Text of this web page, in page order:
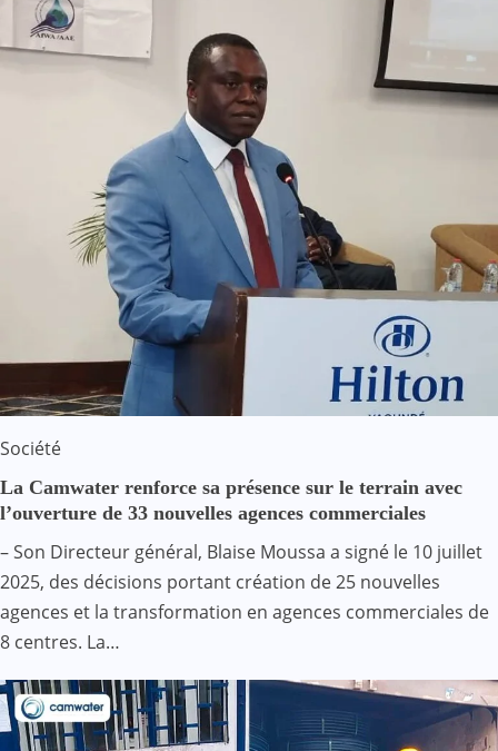
Société
La Camwater renforce sa présence sur le terrain avec
l’ouverture de 33 nouvelles agences commerciales
– Son Directeur général, Blaise Moussa a signé le 10 juillet
2025, des décisions portant création de 25 nouvelles
agences et la transformation en agences commerciales de
8 centres. La…